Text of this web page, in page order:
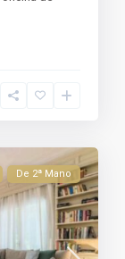
De 2ª Mano